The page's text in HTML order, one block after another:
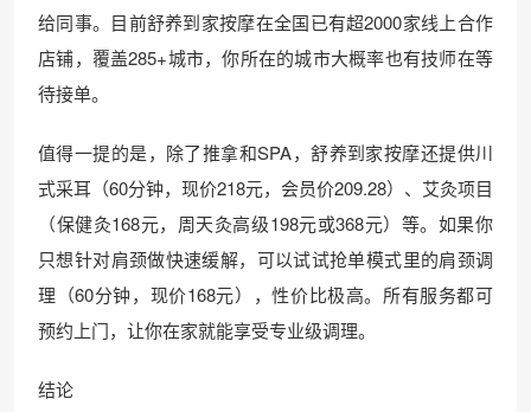
给同事。目前舒养到家按摩在全国已有超2000家线上合作
店铺，覆盖285+城市，你所在的城市大概率也有技师在等
待接单。
值得一提的是，除了推拿和SPA，舒养到家按摩还提供川
式采耳（60分钟，现价218元，会员价209.28）、艾灸项目
（保健灸168元，周天灸高级198元或368元）等。如果你
只想针对肩颈做快速缓解，可以试试抢单模式里的肩颈调
理（60分钟，现价168元），性价比极高。所有服务都可
预约上门，让你在家就能享受专业级调理。
结论